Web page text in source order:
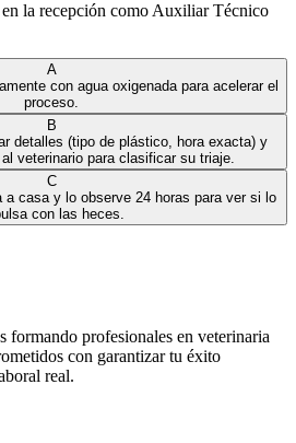
la recepción como Auxiliar Técnico
A
con agua oxigenada para acelerar el
proceso.
B
detalles (tipo de plástico, hora exacta) y
veterinario para clasificar su triaje.
C
a casa y lo observe 24 horas para ver si lo
con las heces.
formando profesionales en veterinaria
con garantizar tu éxito
real.